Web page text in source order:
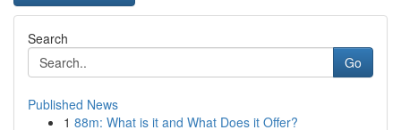
Search
Go
Published News
1 88m: What is it and What Does it Offer?